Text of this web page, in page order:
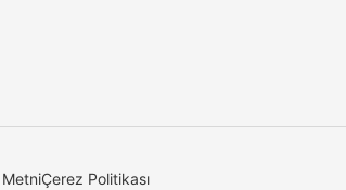
MetniÇerez Politikası